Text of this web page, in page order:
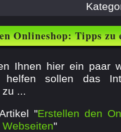
Onlineshop: Tipps zu
Ihnen hier ein paar
helfen sollen das
...
"Erstellen den
"